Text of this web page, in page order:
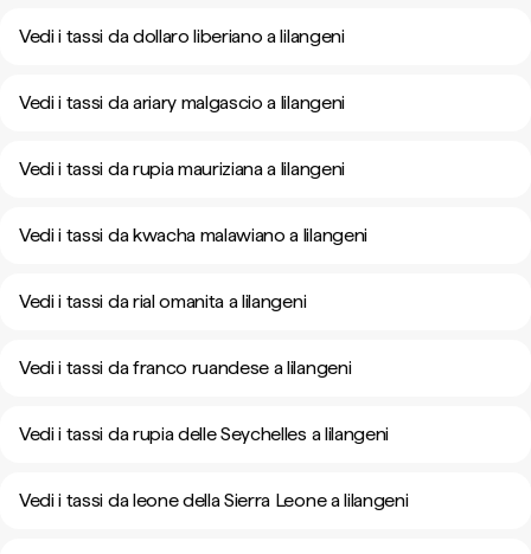
Vedi i tassi da dollaro liberiano a lilangeni
Vedi i tassi da ariary malgascio a lilangeni
Vedi i tassi da rupia mauriziana a lilangeni
Vedi i tassi da kwacha malawiano a lilangeni
Vedi i tassi da rial omanita a lilangeni
Vedi i tassi da franco ruandese a lilangeni
Vedi i tassi da rupia delle Seychelles a lilangeni
Vedi i tassi da leone della Sierra Leone a lilangeni